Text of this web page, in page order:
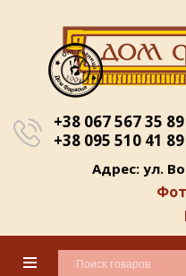
+38 067 567 35 89
+38 095 510 41 89
Адрес: ул.